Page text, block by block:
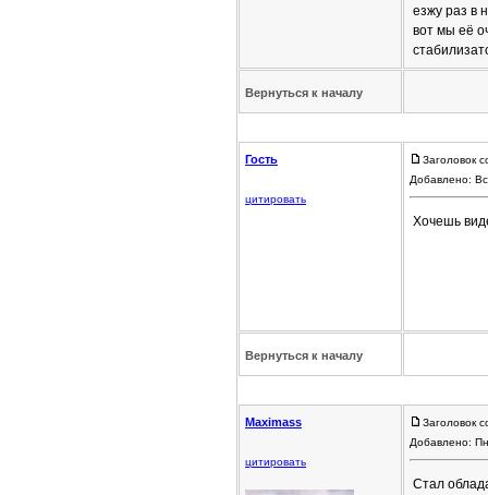
езжу раз в
вот мы её
Вернуться к началу
Гость
цитировать
Заголовок
Добавлено:
Хочешь
Вернуться к началу
Maximass
цитировать
Заголовок
Добавлено:
Стал